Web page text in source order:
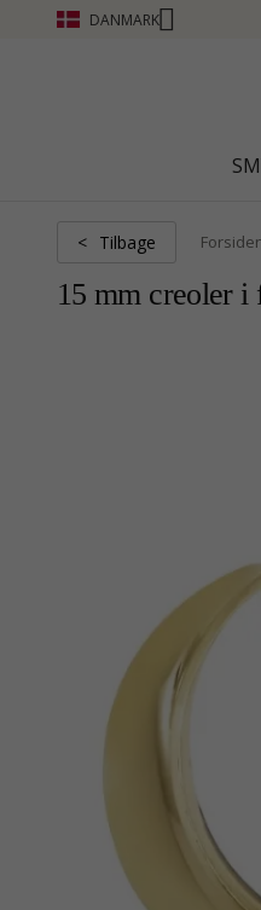
DANMARK
- KLIK HER
< Tilbage
15 mm creoler i